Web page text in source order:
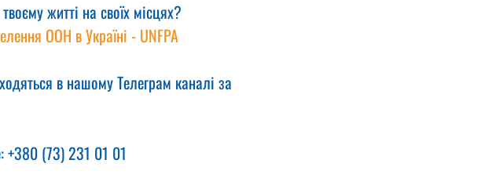
житті на своїх місцях?
ООН в Україні - UNFPA
в нашому Телеграм каналі за
+380 (73) 231 01 01